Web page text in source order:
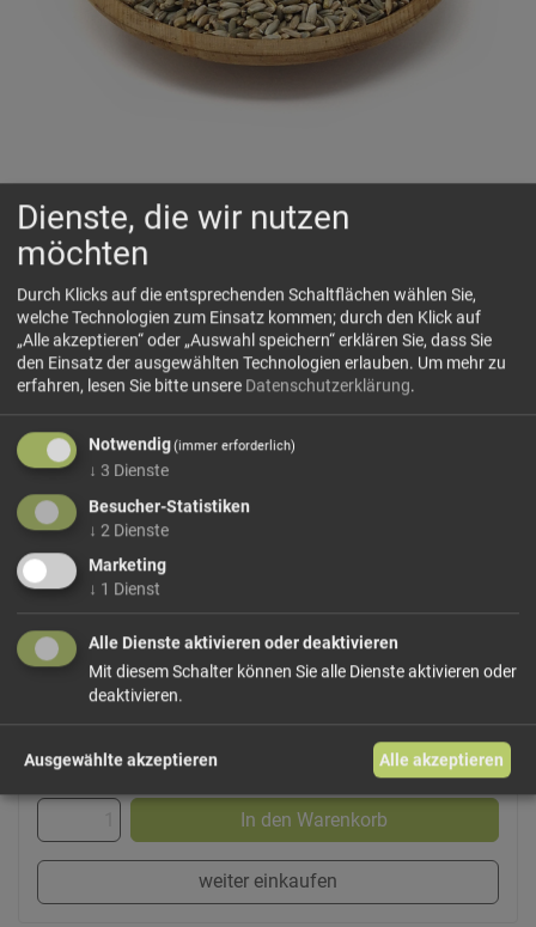
(IT-BIO-013)
🌾Kräftiges Korn aus Reischach
🗺 Herkunft
Bio Roggen RegioKorn stammt vom Tschogglerhof in
Getreideanbau mit klarer Herkunft. Roggen gehört zu den
traditionellen Getreidearten der alpinen Küche und wird seit
mehr Infos +
Dieses Produkt führen wir lose, bei Bedarf auch
Variante!
In den Warenkorb
weiter einkaufen
Dienste, die wir nutzen
möchten
Durch Klicks auf die entsprechenden Schaltflächen wählen Sie,
welche Technologien zum Einsatz kommen; durch den Klick auf
„Alle akzeptieren“ oder „Auswahl speichern“ erklären Sie, dass Sie
den Einsatz der ausgewählten Technologien erlauben. Um mehr zu
erfahren, lesen Sie bitte unsere Datenschutzerklärung.
Notwendig(immer erforderlich)
↓ 3 Dienste
Besucher-Statistiken
↓ 2 Dienste
Marketing
↓ 1 Dienst
Alle Dienste aktivieren oder deaktivieren
Mit diesem Schalter können Sie alle Dienste aktivieren oder
deaktivieren.
Ausgewählte akzeptieren Alle akzeptieren